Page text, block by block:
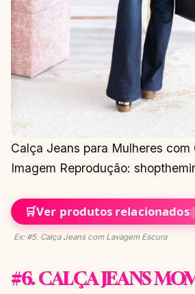
Calça Jeans para Mulheres com
Imagem Reprodução:
🛒Ver produtos relacionados
Ex: #5. Calça Jeans com Lavagem Escura
#6. CALÇA JEANS